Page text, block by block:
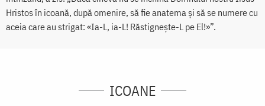
Hristos în icoană, după omenire, să fie anatema și să se numere cu
aceia care au strigat: «Ia-L, ia-L! Răstignește-L pe El!»”.
ICOANE